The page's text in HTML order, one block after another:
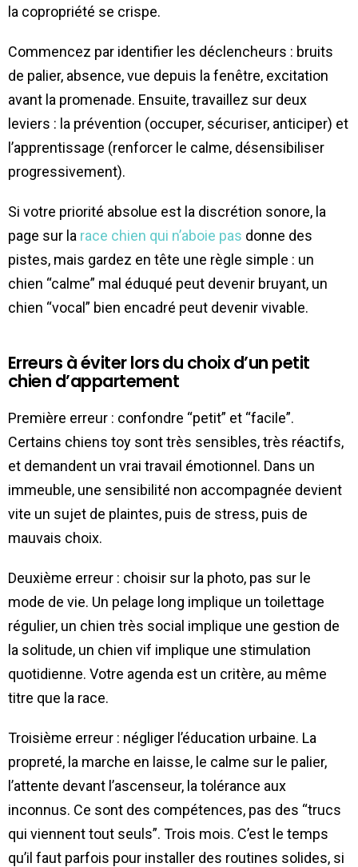
la copropriété se crispe.
Commencez par identifier les déclencheurs : bruits
de palier, absence, vue depuis la fenêtre, excitation
avant la promenade. Ensuite, travaillez sur deux
leviers : la prévention (occuper, sécuriser, anticiper) et
l’apprentissage (renforcer le calme, désensibiliser
progressivement).
Si votre priorité absolue est la discrétion sonore, la
page sur la race chien qui n’aboie pas donne des
pistes, mais gardez en tête une règle simple : un
chien “calme” mal éduqué peut devenir bruyant, un
chien “vocal” bien encadré peut devenir vivable.
Erreurs à éviter lors du choix d’un petit
chien d’appartement
Première erreur : confondre “petit” et “facile”.
Certains chiens toy sont très sensibles, très réactifs,
et demandent un vrai travail émotionnel. Dans un
immeuble, une sensibilité non accompagnée devient
vite un sujet de plaintes, puis de stress, puis de
mauvais choix.
Deuxième erreur : choisir sur la photo, pas sur le
mode de vie. Un pelage long implique un toilettage
régulier, un chien très social implique une gestion de
la solitude, un chien vif implique une stimulation
quotidienne. Votre agenda est un critère, au même
titre que la race.
Troisième erreur : négliger l’éducation urbaine. La
propreté, la marche en laisse, le calme sur le palier,
l’attente devant l’ascenseur, la tolérance aux
inconnus. Ce sont des compétences, pas des “trucs
qui viennent tout seuls”. Trois mois. C’est le temps
qu’il faut parfois pour installer des routines solides, si